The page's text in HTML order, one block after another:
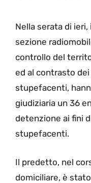
Nella serata di
sezione
controllo del
ed al contrasto
stupefacenti,
giudiziaria un 36
detenzione ai fini
stupefacenti.
Il predetto, nel
domiciliare, è